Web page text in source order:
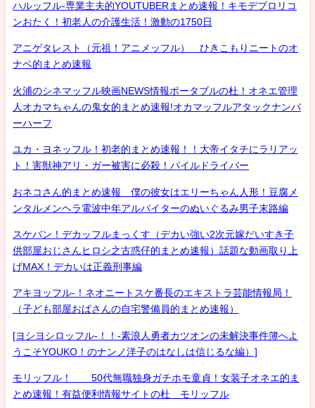
ハルッフル-専業主夫的YOUTUBERまとめ速報！キモデブロリコ
ンおたく！初老人の介護生活！激動の1750日
アニゲタレスト（元祖！アニメッフル） ひきこもりニートのオ
ナベ的まとめ速報
火浦のシネマッフル映画NEWS情報ポータブルの杜！オネエ管理
人オカマちゃんの鬼女的まとめ速報!オカマッフルアタックナンバ
ーハーフ
ユカ・ヨネッフル！初老的まとめ速報！！大帝イタチにラリアッ
ト！害獣神アリ・ガー被害に必殺！パイルドライバー
おネコさん的まとめ速報 僕の彼女はエリーちゃん人形！豆腐メ
ンタルメンヘラ電波中年アルバイターのぬいぐるみ男子末路編
スケバン！デカッフルまっくす（デカい強い2次元嫁だいすき子
供部屋おじさんヒロシ之古惑仔的まとめ速報）話題な動画取り上
げMAX！デカいは正義刑事編
アキヨッフル-！ネオニートスケ番長のエキストラ芸能情報局！
（子ども部屋おばさんの自宅警備員的まとめ速報）
[ヨシヨシロッフル-！！-素浪人勇者カツオンの未解決事件簿へよ
うこそYOUKO！のナンノ洋子のはなしは信じるな編）]
モリッフル！ 50代無職独身ガチホモ童貞！女装子オネエ的ま
とめ速報！有益便利情報サイトの杜 モリッフル